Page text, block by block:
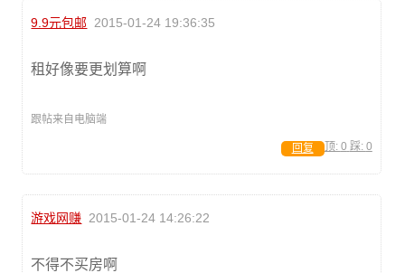
9.9元包邮 2015-01-24 19:36:35
租好像要更划算啊
跟帖来自电脑端
顶: 0 踩: 0
回复
游戏网赚 2015-01-24 14:26:22
不得不买房啊